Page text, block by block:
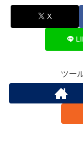
X
ツー